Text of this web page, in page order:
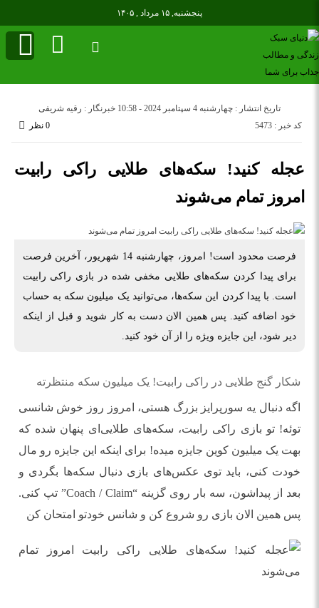
پنجشنبه, ۱۵ مرداد , ۱۴۰۵
تاریخ انتشار : چهارشنبه 4 سپتامبر 2024 - 10:58
خبرنگار : رقیه شریفی
کد خبر : 5473
0 نظر
عجله کنید! سکه‌های طلایی راکی رابیت
امروز تمام می‌شوند
فرصت محدود است! امروز، چهارشنبه 14 شهریور، آخرین فرصت
برای پیدا کردن سکه‌های طلایی مخفی شده در بازی راکی رابیت
است. با پیدا کردن این سکه‌ها، می‌توانید یک میلیون سکه به حساب
خود اضافه کنید. پس همین الان دست به کار شوید و قبل از اینکه
دیر شود، این جایزه ویژه را از آن خود کنید.
شکار گنج طلایی در راکی رابیت! یک میلیون سکه منتظرته
اگه دنبال یه سورپرایز بزرگ هستی، امروز روز خوش شانسی
توئه! تو بازی راکی رابیت، سکه‌های طلایی‌ای پنهان شده که
بهت یک میلیون کوین جایزه میده! برای اینکه این جایزه رو مال
خودت کنی، باید توی عکس‌های بازی دنبال سکه‌ها بگردی و
بعد از پیداشون، سه بار روی گزینه “Coach / Claim” تپ کنی.
پس همین الان بازی رو شروع کن و شانس خودتو امتحان کن